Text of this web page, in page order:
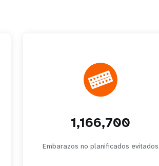
1,166,700
Embarazos no planificados evitados